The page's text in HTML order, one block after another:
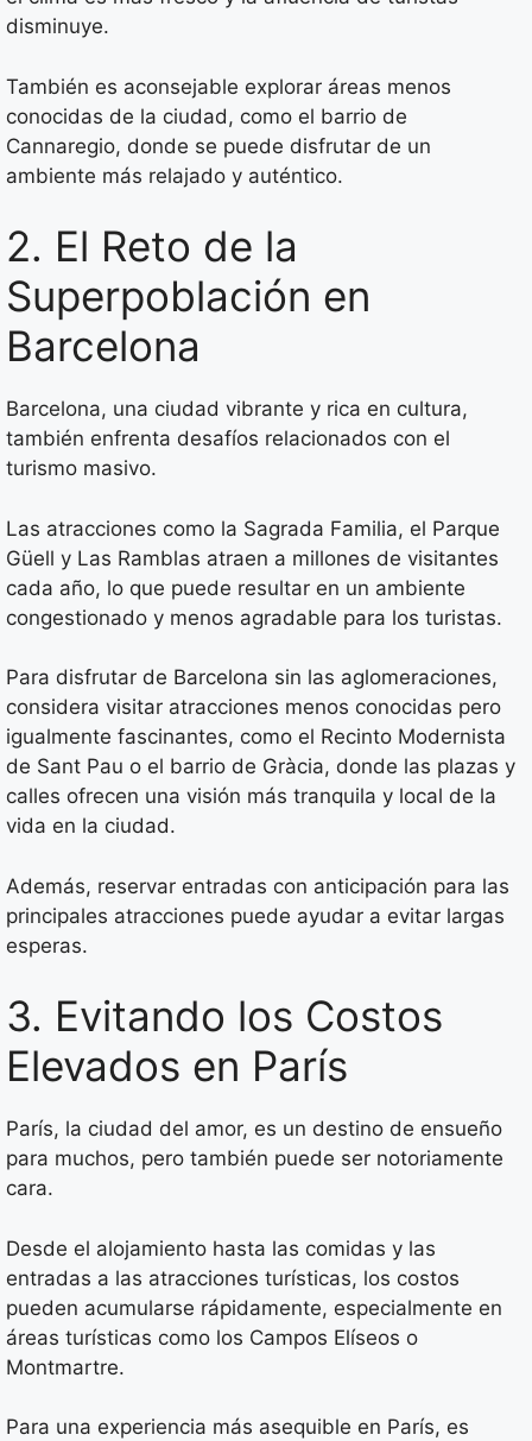
disminuye.
También es aconsejable explorar áreas menos
conocidas de la ciudad, como el barrio de
Cannaregio, donde se puede disfrutar de un
ambiente más relajado y auténtico.
2. El Reto de la
Superpoblación en
Barcelona
Barcelona, una ciudad vibrante y rica en cultura,
también enfrenta desafíos relacionados con el
turismo masivo.
Las atracciones como la Sagrada Familia, el Parque
Güell y Las Ramblas atraen a millones de visitantes
cada año, lo que puede resultar en un ambiente
congestionado y menos agradable para los turistas.
Para disfrutar de Barcelona sin las aglomeraciones,
considera visitar atracciones menos conocidas pero
igualmente fascinantes, como el Recinto Modernista
de Sant Pau o el barrio de Gràcia, donde las plazas y
calles ofrecen una visión más tranquila y local de la
vida en la ciudad.
Además, reservar entradas con anticipación para las
principales atracciones puede ayudar a evitar largas
esperas.
3. Evitando los Costos
Elevados en París
París, la ciudad del amor, es un destino de ensueño
para muchos, pero también puede ser notoriamente
cara.
Desde el alojamiento hasta las comidas y las
entradas a las atracciones turísticas, los costos
pueden acumularse rápidamente, especialmente en
áreas turísticas como los Campos Elíseos o
Montmartre.
Para una experiencia más asequible en París, es